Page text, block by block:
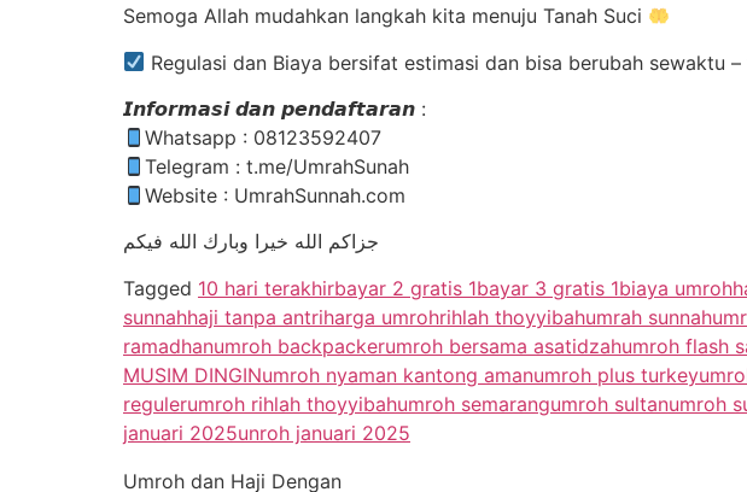
Semoga Allah mudahkan langkah kita menuju Tanah Suci
Regulasi dan Biaya bersifat estimasi dan bisa berubah sewaktu
𝙄𝙣𝙛𝙤𝙧𝙢𝙖𝙨𝙞 𝙙𝙖𝙣 𝙥𝙚𝙣𝙙𝙖𝙛𝙩𝙖𝙧𝙖𝙣 :
Whatsapp : 08123592407
Telegram : t.me/UmrahSunah
Website : UmrahSunnah.com
جزاكم الله خيرا وبارك الله فيكم
Tagged 10 hari terakhirbayar 2 gratis 1bayar 3 gratis 1biaya umroh
sunnahhaji tanpa antriharga umrohrihlah thoyyibahumrah sunnah
ramadhanumroh backpackerumroh bersama asatidzahumroh flash
MUSIM DINGINumroh nyaman kantong amanumroh plus turkey
regulerumroh rihlah thoyyibahumroh semarangumroh sultanumroh
januari 2025unroh januari 2025
Umroh dan Haji Dengan